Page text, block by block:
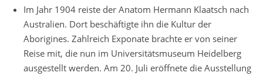
Im Jahr 1904 reiste der Anatom Hermann Klaatsch nach
Australien. Dort beschäftigte ihn die Kultur der
Aborigines. Zahlreich Exponate brachte er von seiner
Reise mit, die nun im Universitätsmuseum Heidelberg
ausgestellt werden. Am 20. Juli eröffnete die Ausstellung